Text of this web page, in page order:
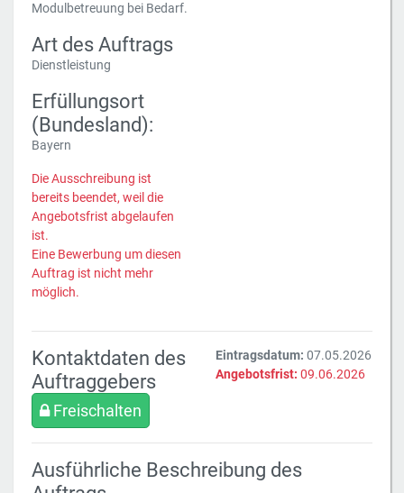
Modulbetreuung bei Bedarf.
Art des Auftrags
Dienstleistung
Erfüllungsort
(Bundesland):
Bayern
Die Ausschreibung ist
bereits beendet, weil die
Angebotsfrist abgelaufen
ist.
Eine Bewerbung um diesen
Auftrag ist nicht mehr
möglich.
Kontaktdaten des
Auftraggebers
Freischalten
Eintragsdatum: 07.05.2026
Angebotsfrist: 09.06.2026
Ausführliche Beschreibung des